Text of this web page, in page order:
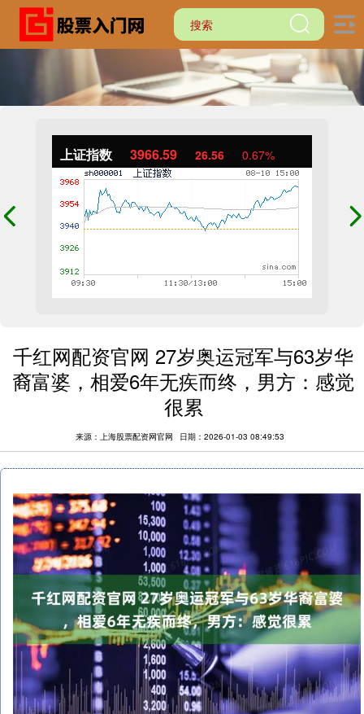
上证指数 3966.59 26.56 0.67%
千红网配资官网 27岁奥运冠军与63岁华
裔富婆，相爱6年无疾而终，男方：感觉
很累
来源：上海股票配资网官网 日期：2026-01-03 08:49:53